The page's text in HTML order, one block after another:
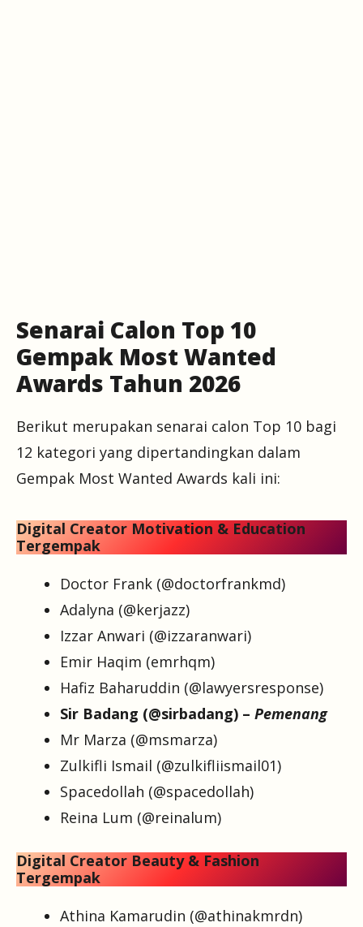
Senarai Calon Top 10
Gempak Most Wanted
Awards Tahun 2026
Berikut merupakan senarai calon Top 10 bagi
12 kategori yang dipertandingkan dalam
Gempak Most Wanted Awards kali ini:
Digital Creator Motivation & Education
Tergempak
Doctor Frank (@doctorfrankmd)
Adalyna (@kerjazz)
Izzar Anwari (@izzaranwari)
Emir Haqim (emrhqm)
Hafiz Baharuddin (@lawyersresponse)
Sir Badang (@sirbadang) – Pemenang
Mr Marza (@msmarza)
Zulkifli Ismail (@zulkifliismail01)
Spacedollah (@spacedollah)
Reina Lum (@reinalum)
Digital Creator Beauty & Fashion
Tergempak
Athina Kamarudin (@athinakmrdn)